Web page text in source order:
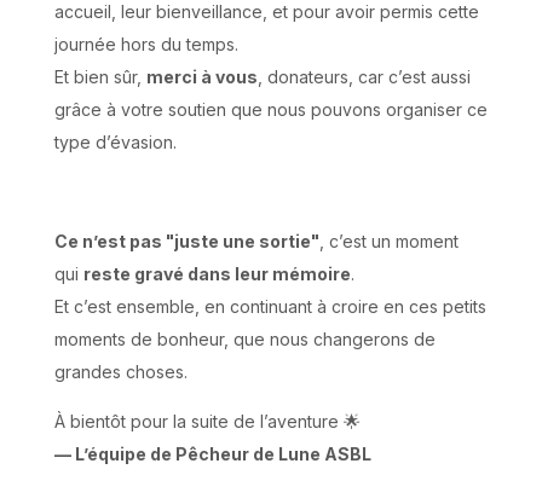
accueil, leur bienveillance, et pour avoir permis cette
journée hors du temps.
Et bien sûr, merci à vous , donateurs, car c’est aussi
grâce à votre soutien que nous pouvons organiser ce
type d’évasion.
Ce n’est pas "juste une sortie" , c’est un moment
qui reste gravé dans leur mémoire.
Et c’est ensemble, en continuant à croire en ces petits
moments de bonheur, que nous changerons de
grandes choses.
À bientôt pour la suite de l’aventure 🌟
— L’équipe de Pêcheur de Lune ASBL